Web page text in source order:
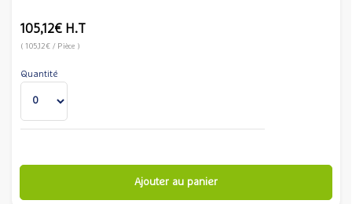
105,12€ H.T
(105,12€/ Pièce )
Quantité
Ajouter au panier